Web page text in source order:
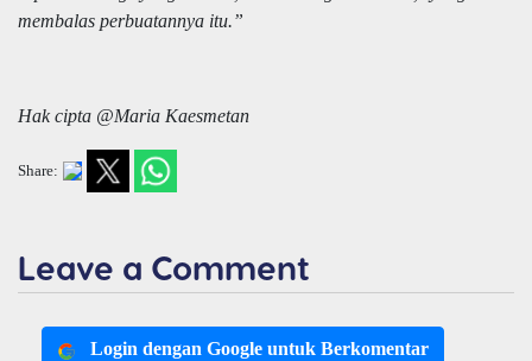
membalas perbuatannya itu.”
Hak cipta @Maria Kaesmetan
Share:
Leave a Comment
Login dengan Google untuk Berkomentar